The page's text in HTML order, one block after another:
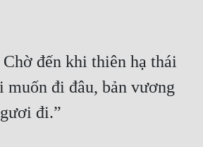
đến khi thiên hạ thái
muốn đi đâu, bản vương
đi.”